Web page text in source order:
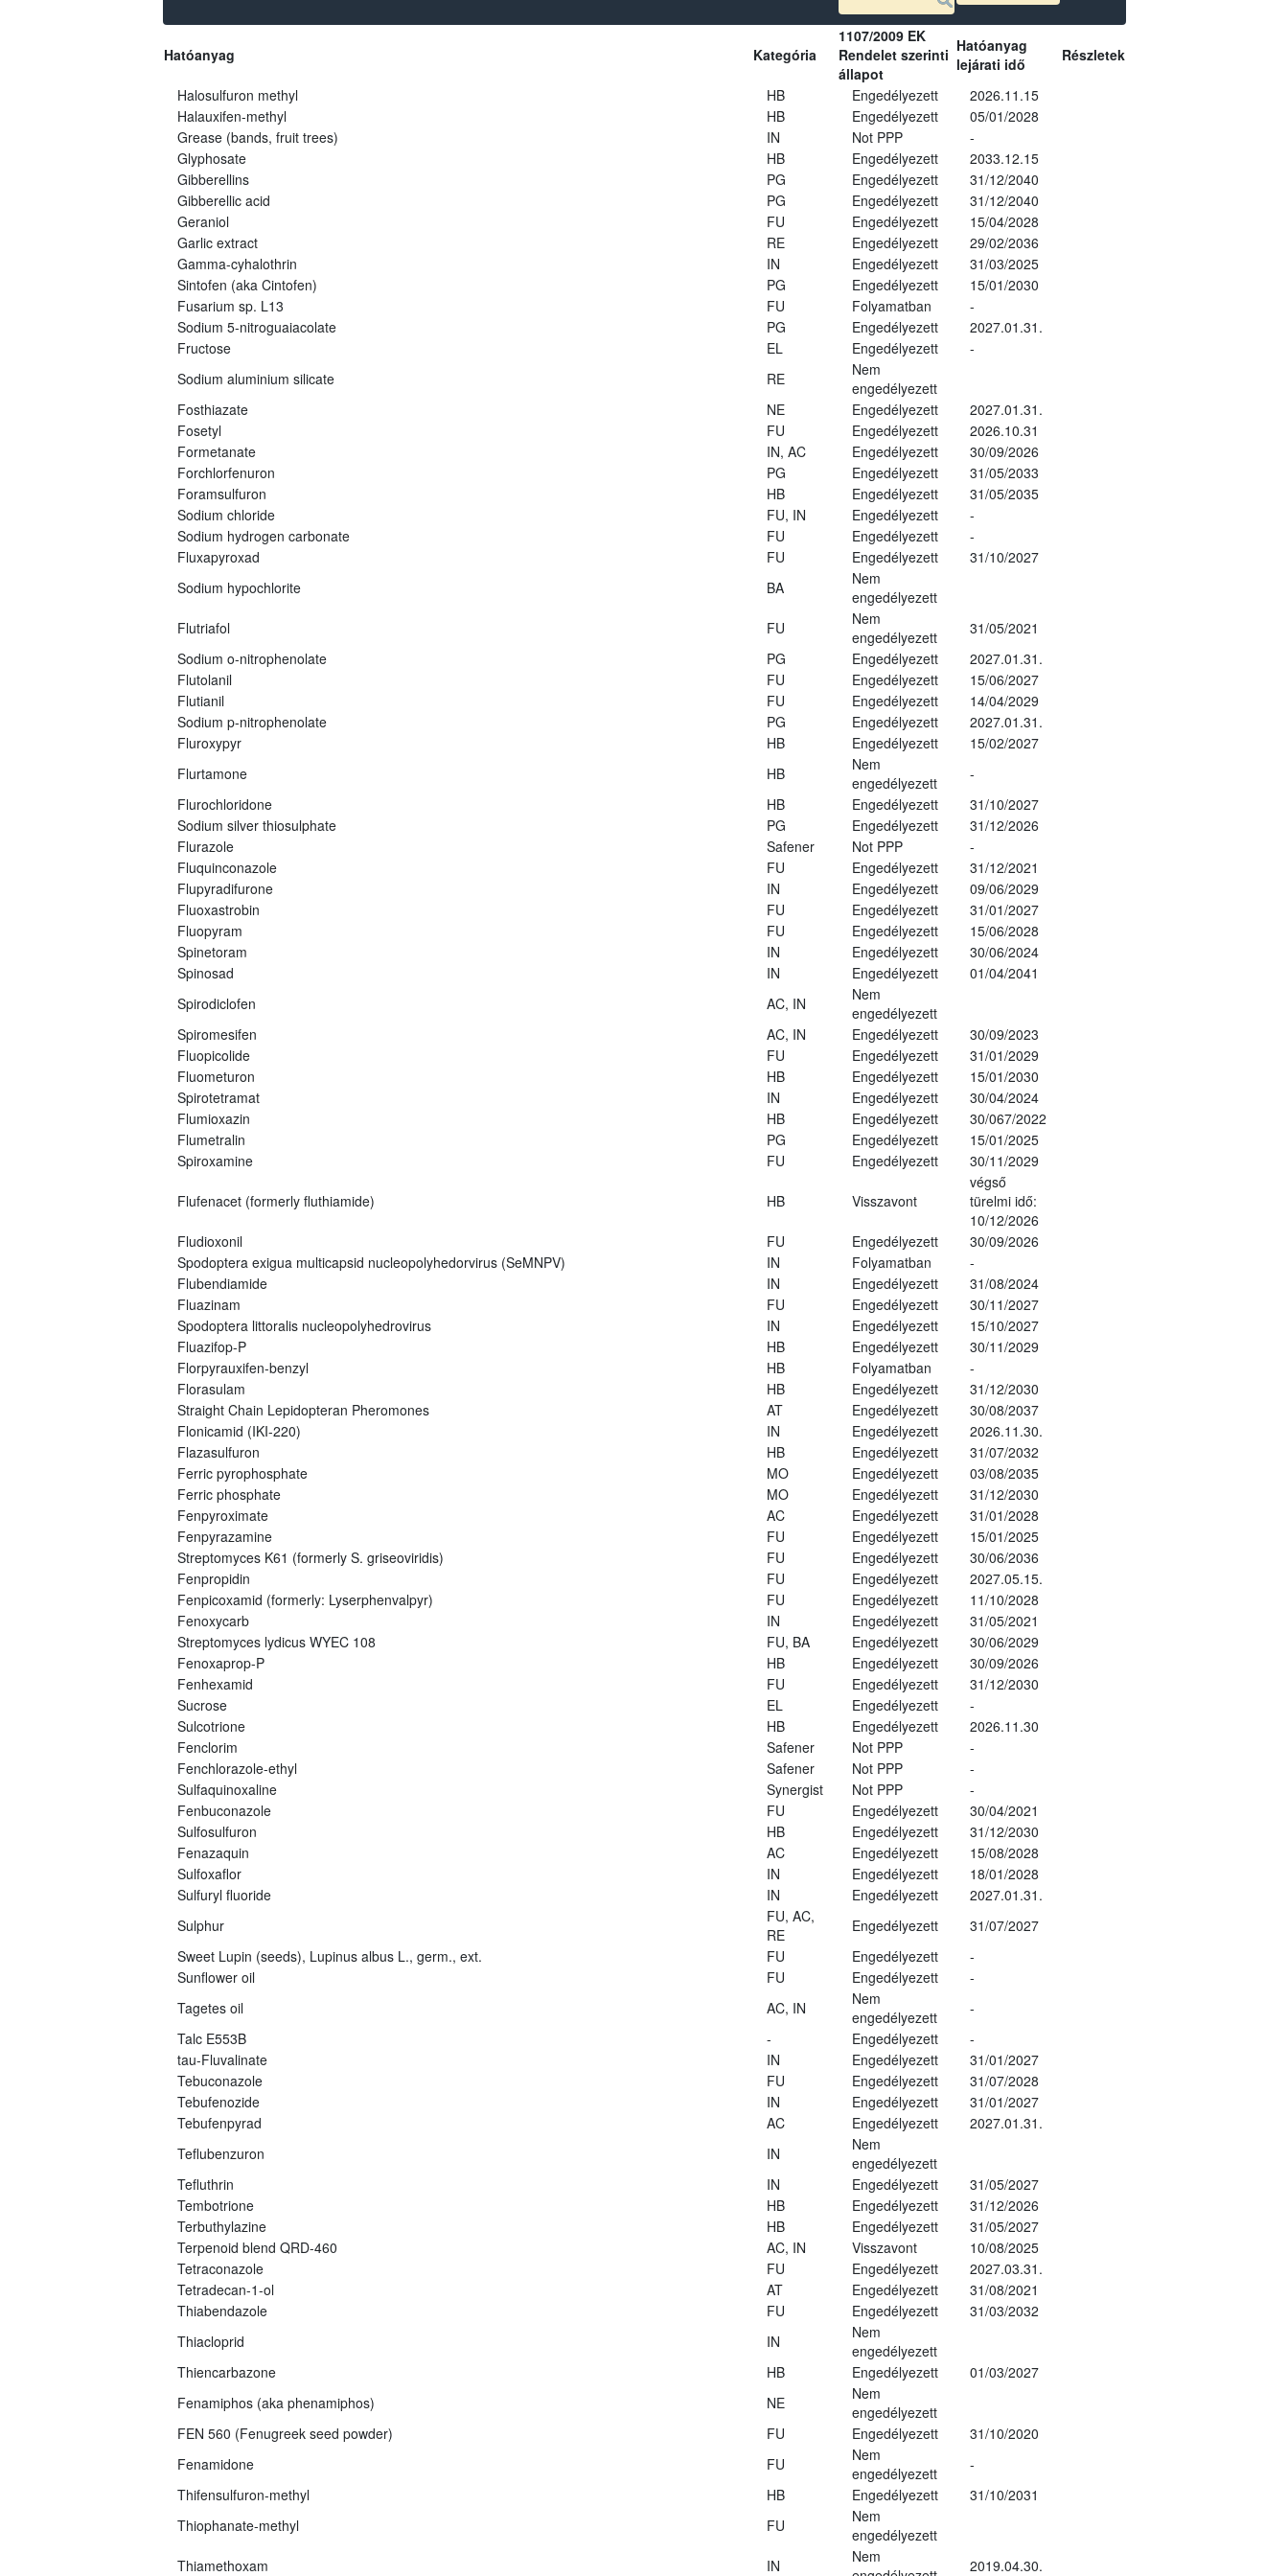
Hatóanyag Kategória
1107/2009 EK
Rendelet szerinti
állapot
Hatóanyag
lejárati idő
Részletek
Halosulfuron methyl HB Engedélyezett
2026.11.15
Halauxifen-methyl
HB Engedélyezett
05/01/2028
Grease (bands, fruit trees)
IN Not PPP
-
Glyphosate
HB Engedélyezett
2033.12.15
Gibberellins
PG Engedélyezett
31/12/2040
Gibberellic acid
PG Engedélyezett
31/12/2040
Geraniol
FU Engedélyezett
15/04/2028
Garlic extract
RE Engedélyezett
29/02/2036
Gamma-cyhalothrin
IN Engedélyezett
31/03/2025
Sintofen (aka Cintofen)
PG Engedélyezett
15/01/2030
Fusarium sp. L13
FU Folyamatban
-
Sodium 5-nitroguaiacolate
PG Engedélyezett
2027.01.31.
Fructose
EL Engedélyezett
-
Sodium aluminium silicate
RE
Nem
engedélyezett
Fosthiazate
NE Engedélyezett
2027.01.31.
Fosetyl
FU Engedélyezett
2026.10.31
Formetanate
IN, AC Engedélyezett
30/09/2026
Forchlorfenuron
PG Engedélyezett
31/05/2033
Foramsulfuron
HB Engedélyezett
31/05/2035
Sodium chloride
FU, IN Engedélyezett
-
Sodium hydrogen carbonate
FU Engedélyezett
-
Fluxapyroxad
FU Engedélyezett
31/10/2027
Sodium hypochlorite
BA
Nem
engedélyezett
Flutriafol
FU
Nem
engedélyezett
31/05/2021
Sodium o-nitrophenolate
PG Engedélyezett
2027.01.31.
Flutolanil
FU Engedélyezett
15/06/2027
Flutianil
FU Engedélyezett
14/04/2029
Sodium p-nitrophenolate
PG Engedélyezett
2027.01.31.
Fluroxypyr
HB Engedélyezett
15/02/2027
Flurtamone
HB
Nem
engedélyezett
-
Flurochloridone
HB Engedélyezett
31/10/2027
Sodium silver thiosulphate
PG Engedélyezett
31/12/2026
Flurazole
Safener Not PPP
-
Fluquinconazole
FU Engedélyezett
31/12/2021
Flupyradifurone
IN Engedélyezett
09/06/2029
Fluoxastrobin
FU Engedélyezett
31/01/2027
Fluopyram
FU Engedélyezett
15/06/2028
Spinetoram
IN Engedélyezett
30/06/2024
Spinosad
IN Engedélyezett
01/04/2041
Spirodiclofen
AC, IN
Nem
engedélyezett
Spiromesifen
AC, IN Engedélyezett
30/09/2023
Fluopicolide
FU Engedélyezett
31/01/2029
Fluometuron
HB Engedélyezett
15/01/2030
Spirotetramat
IN Engedélyezett
30/04/2024
Flumioxazin
HB Engedélyezett
30/067/2022
Flumetralin
PG Engedélyezett
15/01/2025
Spiroxamine
FU Engedélyezett 30/11/2029
Flufenacet (formerly fluthiamide) HB Visszavont
végső
türelmi idő:
10/12/2026
Fludioxonil
FU Engedélyezett
30/09/2026
Spodoptera exigua multicapsid nucleopolyhedorvirus (SeMNPV)
IN Folyamatban
-
Flubendiamide
IN Engedélyezett
31/08/2024
Fluazinam
FU Engedélyezett
30/11/2027
Spodoptera littoralis nucleopolyhedrovirus
IN Engedélyezett
15/10/2027
Fluazifop-P
HB Engedélyezett
30/11/2029
Florpyrauxifen-benzyl
HB Folyamatban
-
Florasulam
HB Engedélyezett
31/12/2030
Straight Chain Lepidopteran Pheromones
AT Engedélyezett
30/08/2037
Flonicamid (IKI-220)
IN Engedélyezett
2026.11.30.
Flazasulfuron
HB Engedélyezett
31/07/2032
Ferric pyrophosphate
MO Engedélyezett
03/08/2035
Ferric phosphate
MO Engedélyezett
31/12/2030
Fenpyroximate
AC Engedélyezett
31/01/2028
Fenpyrazamine
FU Engedélyezett
15/01/2025
Streptomyces K61 (formerly S. griseoviridis)
FU Engedélyezett
30/06/2036
Fenpropidin
FU Engedélyezett
2027.05.15.
Fenpicoxamid (formerly: Lyserphenvalpyr)
FU Engedélyezett
11/10/2028
Fenoxycarb
IN Engedélyezett
31/05/2021
Streptomyces lydicus WYEC 108
FU, BA Engedélyezett
30/06/2029
Fenoxaprop-P
HB Engedélyezett
30/09/2026
Fenhexamid
FU Engedélyezett
31/12/2030
Sucrose
EL Engedélyezett
-
Sulcotrione
HB Engedélyezett
2026.11.30
Fenclorim
Safener Not PPP
-
Fenchlorazole-ethyl
Safener Not PPP
-
Sulfaquinoxaline
Synergist Not PPP
-
Fenbuconazole
FU Engedélyezett
30/04/2021
Sulfosulfuron
HB Engedélyezett
31/12/2030
Fenazaquin
AC Engedélyezett
15/08/2028
Sulfoxaflor
IN Engedélyezett
18/01/2028
Sulfuryl fluoride
IN Engedélyezett
2027.01.31.
Sulphur
FU, AC,
RE
Engedélyezett
31/07/2027
Sweet Lupin (seeds), Lupinus albus L., germ., ext.
FU Engedélyezett
-
Sunflower oil
FU Engedélyezett
-
Tagetes oil
AC, IN
Nem
engedélyezett
-
Talc E553B
- Engedélyezett
-
tau-Fluvalinate
IN Engedélyezett
31/01/2027
Tebuconazole
FU Engedélyezett
31/07/2028
Tebufenozide
IN Engedélyezett
31/01/2027
Tebufenpyrad
AC Engedélyezett
2027.01.31.
Teflubenzuron
IN
Nem
engedélyezett
Tefluthrin
IN Engedélyezett
31/05/2027
Tembotrione
HB Engedélyezett
31/12/2026
Terbuthylazine
HB Engedélyezett
31/05/2027
Terpenoid blend QRD-460
AC, IN Visszavont
10/08/2025
Tetraconazole
FU Engedélyezett
2027.03.31.
Tetradecan-1-ol
AT Engedélyezett
31/08/2021
Thiabendazole
FU Engedélyezett
31/03/2032
Thiacloprid
IN
Nem
engedélyezett
Thiencarbazone
HB Engedélyezett
01/03/2027
Fenamiphos (aka phenamiphos)
NE
Nem
engedélyezett
FEN 560 (Fenugreek seed powder)
FU Engedélyezett
31/10/2020
Fenamidone
FU
Nem
engedélyezett
-
Thifensulfuron-methyl
HB Engedélyezett
31/10/2031
Thiophanate-methyl
FU
Nem
engedélyezett
Thiamethoxam
IN
Nem
2019.04.30.